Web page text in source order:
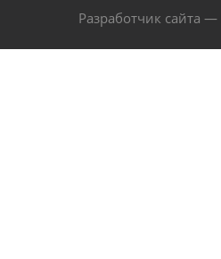
Разработчик сайта —